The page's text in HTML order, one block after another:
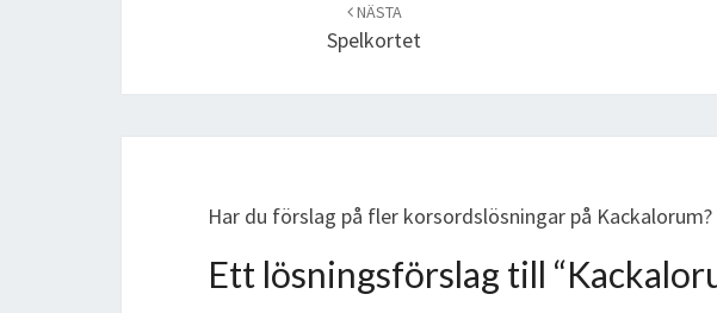
NÄSTA
Spelkortet
Har du förslag på fler korsordslösningar på
Ett lösningsförslag till “